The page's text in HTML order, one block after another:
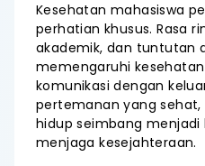
Kesehatan mahasiswa
perhatian khusus. Rasa
akademik, dan tuntutan
memengaruhi
komunikasi dengan
pertemanan yang
hidup seimbang
menjaga kesejahteraan.